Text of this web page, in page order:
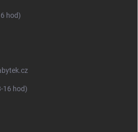
hod)
16 hod)